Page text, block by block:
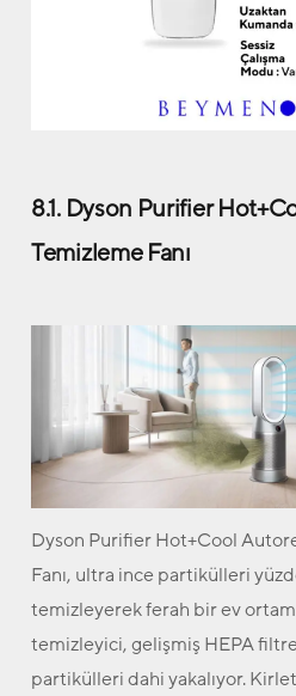
8.1. Dyson Purifier
Temizleme Fanı
Dyson Purifier Hot+Cool
Fanı, ultra ince partikülleri
temizleyerek ferah bir ev
temizleyici, gelişmiş HEPA
partikülleri dahi yakalıyor.